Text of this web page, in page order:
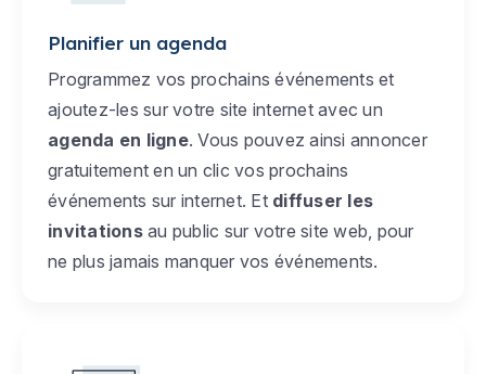
Planifier un agenda
Programmez vos prochains événements et
ajoutez-les sur votre site internet avec un
agenda en ligne. Vous pouvez ainsi annoncer
gratuitement en un clic vos prochains
événements sur internet. Et diffuser les
invitationsau public sur votre site web, pour
ne plus jamais manquer vos événements.